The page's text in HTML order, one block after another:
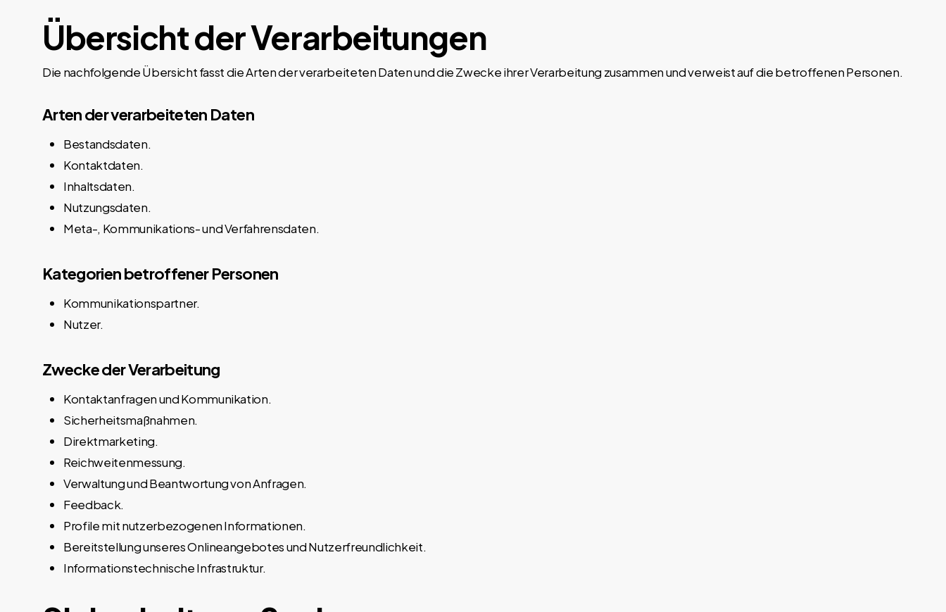
Übersicht der Verarbeitungen
Die nachfolgende Übersicht fasst die Arten der verarbeiteten Daten und die Zwecke ihrer Verarbeitung zusammen und verweist auf die betroffenen Personen.
Arten der verarbeiteten Daten
Bestandsdaten.
Kontaktdaten.
Inhaltsdaten.
Nutzungsdaten.
Meta-, Kommunikations- und Verfahrensdaten.
Kategorien betroffener Personen
Kommunikationspartner.
Nutzer.
Zwecke der Verarbeitung
Kontaktanfragen und Kommunikation.
Sicherheitsmaßnahmen.
Direktmarketing.
Reichweitenmessung.
Verwaltung und Beantwortung von Anfragen.
Feedback.
Profile mit nutzerbezogenen Informationen.
Bereitstellung unseres Onlineangebotes und Nutzerfreundlichkeit.
Informationstechnische Infrastruktur.